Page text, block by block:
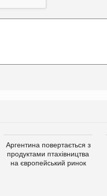
Аргентина повертається з
продуктами птахівництва
на європейський ринок